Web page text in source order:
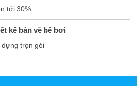
tới 30%
kế bản vẽ bể bơi
dựng trọn gói